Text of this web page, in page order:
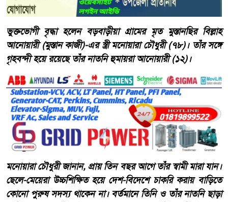
ভুক্তভোগী বৃদ্ধা হলেন বড়বাড়ীয়া গ্রামের মৃত মুস্তানছির বিল্লাহ
আনোয়ারী (মুস্তান কাজী)-এর স্ত্রী মনোয়ারা চৌধুরী (৭৮)। তাঁর সঙ্গে
গৃহবন্দী হয়ে রয়েছে তাঁর নাতনি হুমায়রা আনোয়ারী (১২)।
মনোয়ারা চৌধুরী জানান, প্রায় তিন বছর আগে তাঁর স্বামী মারা যান।
ছেলে-মেয়েরা উচ্চশিক্ষিত হয়ে দেশ-বিদেশে চাকরি করায় বাড়িতে
কোনো পুরুষ সদস্য থাকেন না। বর্তমানে তিনি ও তাঁর নাতনি ছাড়া